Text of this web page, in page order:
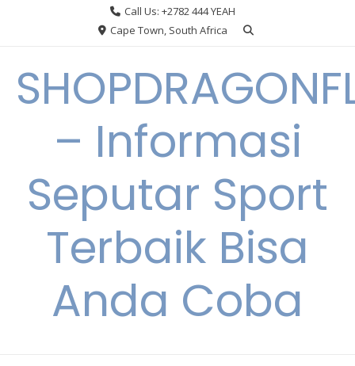
Call Us: +2782 444 YEAH
Cape Town, South Africa
– Informasi
Seputar Sport
Terbaik Bisa
Anda Coba